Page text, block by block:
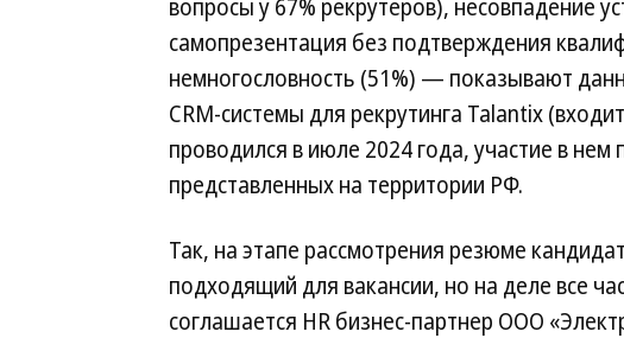
вопросы у 67% рекрутеров), несовпадение
самопрезентация без подтверждения
немногословность (51%) — показывают
CRM-системы для рекрутинга Talantix
проводился в июле 2024 года, участие в
представленных на территории РФ.
Так, на этапе рассмотрения резюме
подходящий для вакансии, но на деле все
соглашается HR бизнес-партнер ООО